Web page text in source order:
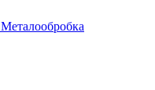
Металообробка